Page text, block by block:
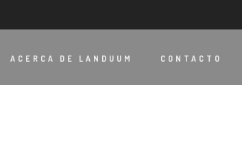
ACERCA DE LANDUUM CONTACTO